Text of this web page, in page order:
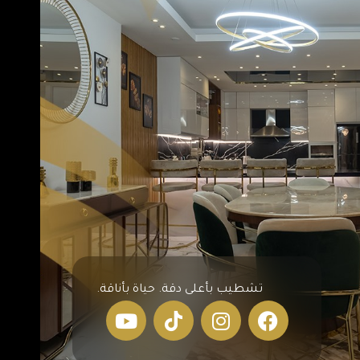
تشطيب بأعلى دقة. حياة بأناقة.